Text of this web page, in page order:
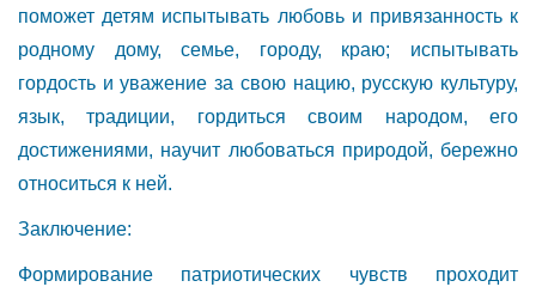
поможет детям испытывать любовь и привязанность к
родному дому, семье, городу, краю; испытывать
гордость и уважение за свою нацию, русскую культуру,
язык, традиции, гордиться своим народом, его
достижениями, научит любоваться природой, бережно
относиться к ней.
Заключение:
Формирование патриотических чувств проходит